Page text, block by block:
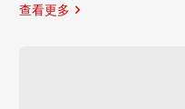
查看更多